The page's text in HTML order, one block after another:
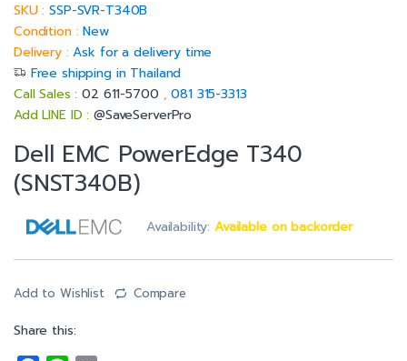
SKU :SSP-SVR-T340B
Condition :New
Delivery :Ask for a delivery time
Free shipping in Thailand
Call Sales :02 611-5700 ,081 315-3313
Add LINE ID :@SaveServerPro
Dell EMC PowerEdge T340
(SNST340B)
Availability:Available on backorder
Add to Wishlist Compare
Share this: